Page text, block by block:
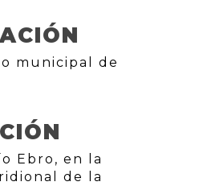
municipal de
Ebro, en la
de la